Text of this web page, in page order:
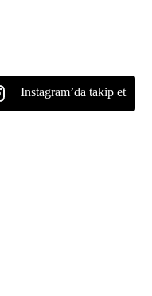
Instagram’da takip et